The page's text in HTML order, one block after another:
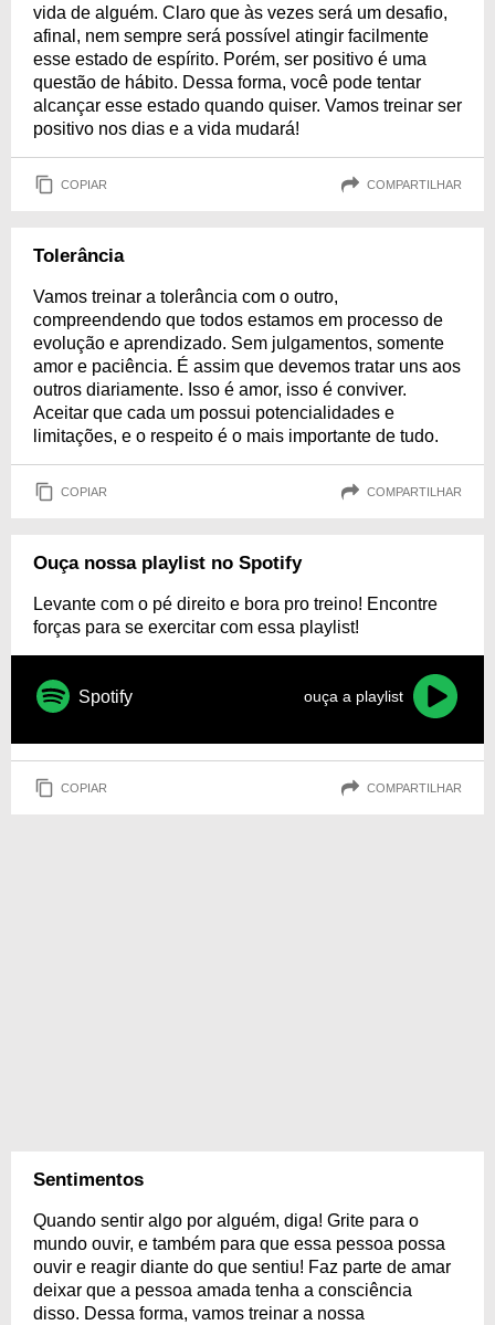
vida de alguém. Claro que às vezes será um desafio,
afinal, nem sempre será possível atingir facilmente
esse estado de espírito. Porém, ser positivo é uma
questão de hábito. Dessa forma, você pode tentar
alcançar esse estado quando quiser. Vamos treinar ser
positivo nos dias e a vida mudará!
COPIAR COMPARTILHAR
Tolerância
Vamos treinar a tolerância com o outro,
compreendendo que todos estamos em processo de
evolução e aprendizado. Sem julgamentos, somente
amor e paciência. É assim que devemos tratar uns aos
outros diariamente. Isso é amor, isso é conviver.
Aceitar que cada um possui potencialidades e
limitações, e o respeito é o mais importante de tudo.
COPIAR COMPARTILHAR
Ouça nossa playlist no Spotify
Levante com o pé direito e bora pro treino! Encontre
forças para se exercitar com essa playlist!
Spotify ouça a playlist
COPIAR COMPARTILHAR
Sentimentos
Quando sentir algo por alguém, diga! Grite para o
mundo ouvir, e também para que essa pessoa possa
ouvir e reagir diante do que sentiu! Faz parte de amar
deixar que a pessoa amada tenha a consciência
disso. Dessa forma, vamos treinar a nossa